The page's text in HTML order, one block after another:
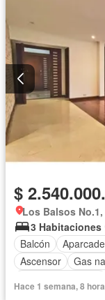
$
Los Balsos
3 Habitaciones
Balcón
Ascensor
Gas
Hace 1 semana, 8